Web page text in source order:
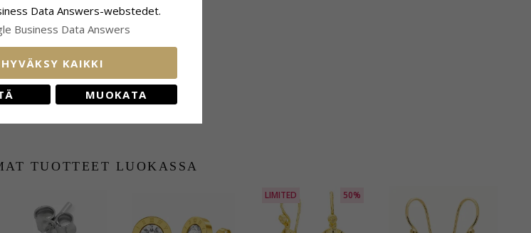
Toimitusaika
Toimitusaika:4-5 Arkipäivä
TUOTTEET LUOKASSA
LIMITED 50%
Data Answers-webstedet.
Business Data Answers
HYVÄKSY KAIKKI
MUOKATA